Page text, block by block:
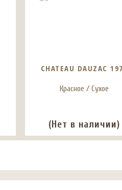
CHATEAU DAUZAC
Красное / Сухое
(Нет в наличии)